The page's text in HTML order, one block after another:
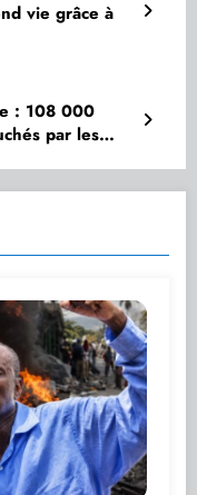
vie grâce à
: 108 000
par les